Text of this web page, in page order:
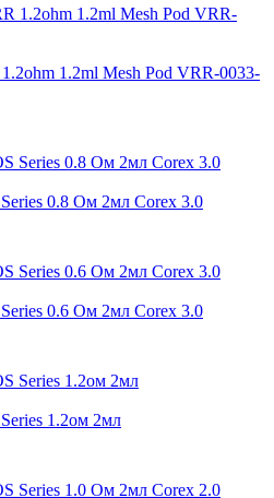
1.2ml Mesh Pod VRR-0033-
0.8 Ом 2мл Corex 3.0
0.6 Ом 2мл Corex 3.0
1.2ом 2мл